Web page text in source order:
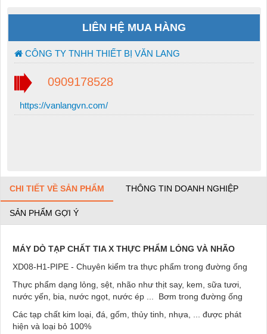
LIÊN HỆ MUA HÀNG
CÔNG TY TNHH THIẾT BỊ VĂN LANG
0909178528
https://vanlangvn.com/
CHI TIẾT VỀ SẢN PHẨM THÔNG TIN DOANH NGHIỆP
SẢN PHẨM GỢI Ý
MÁY DÒ TẠP CHẤT TIA X THỰC PHẨM LỎNG VÀ NHÃO
XD08-H1-PIPE - Chuyên kiểm tra thực phẩm trong đường ống
Thực phẩm dạng lỏng, sệt, nhão như thịt say, kem, sữa tươi,
nước yến, bia, nước ngọt, nước ép ... Bơm trong đường ống
Các tạp chất kim loại, đá, gốm, thủy tinh, nhựa, ... được phát
hiện và loại bỏ 100%